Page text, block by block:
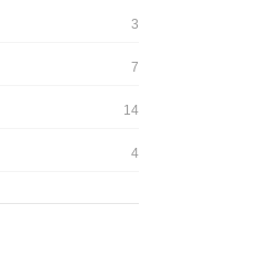
3
7
14
4